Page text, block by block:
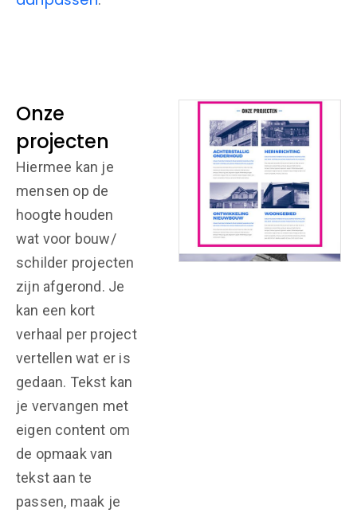
Onze
projecten
Hiermee kan je
mensen op de
hoogte houden
wat voor bouw/
schilder projecten
zijn afgerond. Je
kan een kort
verhaal per project
vertellen wat er is
gedaan. Tekst kan
je vervangen met
eigen content om
de opmaak van
tekst aan te
passen, maak je